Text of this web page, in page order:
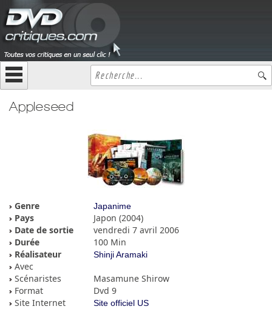
Appleseed
Genre Japanime
Pays
Japon (2004)
Date de sortie
vendredi 7 avril 2006
Durée
100 Min
Réalisateur
Shinji Aramaki
Avec
Scénaristes
Masamune Shirow
Format
Dvd 9
Site Internet
Site officiel US